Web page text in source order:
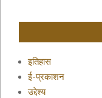
इतिहास
ई-प्रकाशन
उद्देश्य